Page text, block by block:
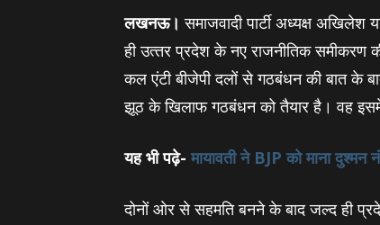
लखनऊ। समाजवादी पार्टी अध्‍यक्ष
ही उत्‍तर प्रदेश के नए राजनीतिक समीकरण
कल एंटी बीजेपी दलों से गठबंधन की बात के
झूठ के खिलाफ गठबंधन को तैयार है। वह इसमें
यह भी पढ़े- मायावती ने BJP को माना
दोनों ओर से सहमति बनने के बाद जल्‍द ही